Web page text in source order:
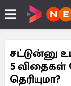
சட்டுன்னு
5
தெரியுமா?